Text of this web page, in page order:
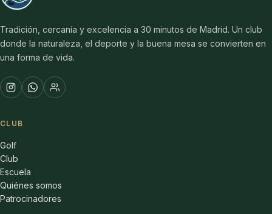
Tradición, cercanía y excelencia a 30 minutos de Madrid. Un club
donde la naturaleza, el deporte y la buena mesa se convierten en
una forma de vida.
CLUB
Golf
Club
Escuela
Quiénes somos
Patrocinadores